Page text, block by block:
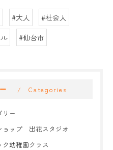
#大人
#社会人
#仙台市
Categories
リー
ョップ 出花スタジオ
幼稚園クラス